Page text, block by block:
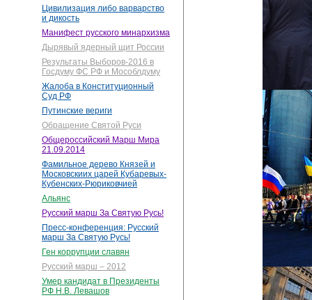
Цивилизация либо варварство
и дикость
Манифест русского минархизма
Дырявый ядерный щит России
Результаты Выборов-2016 в
Госдуму ФС РФ и Мособлдуму
Жалоба в Конституционный
Суд РФ
Путинские вериги
Обращение Святой Руси
Общероссийский Марш Мира
21.09.2014
Фамильное дерево Князей и
Московскиих царей Кубаревых-
Кубенских-Рюриковчией
Альянс
Русский марш За Святую Русь!
Пресс-конференция: Русский
марш За Святую Русь!
Ген коррупции славян
Русский марш – 2012
Умер кандидат в Президенты
РФ Н.В. Левашов